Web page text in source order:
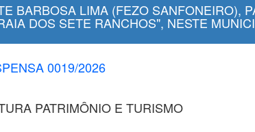
BARBOSA LIMA (FEZO SANFONEIRO),
DOS SETE RANCHOS", NESTE
0019/2026
PATRIMÔNIO E TURISMO